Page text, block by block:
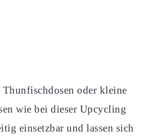
oder kleine
wie bei dieser Upcycling
einsetzbar und lassen sich